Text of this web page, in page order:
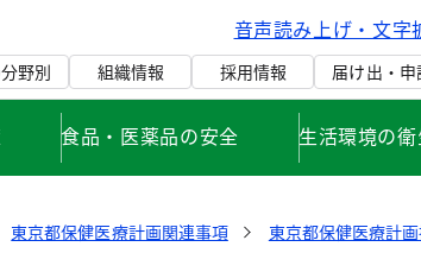
音声読み上げ・文字
野別 組織情報 採用情報 届け出・申
食品・医薬品の安全 生活環境の
東京都保健医療計画関連事項 東京都保健医療計